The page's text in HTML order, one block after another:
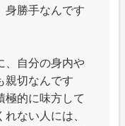
身勝手なんです
、自分の身内や
親切なんです
極的に味方して
ない人には、